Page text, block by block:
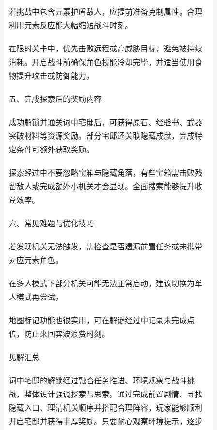
若挑战中包含元素护盾敌人，应提前准备克制属性。合理
利用元素反应能大幅缩短战斗时刻。
在限时关卡中，优先击败远程或高威胁目标，避免被持续
消耗。开启战斗前确保角色技能冷却完毕，并适当使用食
物提升攻击或防御能力。
五、完成探索后的奖励内容
成功解锁并通关词中宅邸后，可获得原石、经验书、武器
突破材料等资源奖励。部分宅邸还关联隐藏成就，完成特
定条件可额外获取奖励。
探索经过中不要忽略宝箱与隐藏角落，有些宝箱需击败残
留敌人或完成额外小机关才会显现。全面搜索能够提升收
益效率。
六、常见难题与优化技巧
若发现机关无法触发，需检查是否遗漏前置任务或未携带
对应元素角色。
在多人模式下部分机关可能无法正常启动，建议切换为单
人模式再尝试。
地图标记功能也很实用，可在解谜经过中记录未完成点
位，防止来回奔波浪费时刻。
见解汇总
词中宅邸的解锁经过融合任务推进、环境观察与战斗挑
战，整体设计强调探索与思索。通过完成前置剧情、寻找
隐藏入口、理清机关顺序并搭配合理阵容，玩家能够顺利
开启宅邸并获得丰厚奖励。只要耐心观察环境提示，逐步